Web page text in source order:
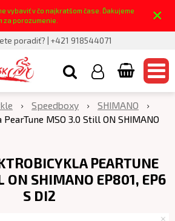
vybaviť v čo najkratšom čase. Ďakujeme
za porozumenie.
×
poradiť? | +421 918544071
Speedboxy
SHIMANO
MSO 3.0 Still ON SHIMANO
PEARTUNE
ON SHIMANO EP801, EP6
S DI2